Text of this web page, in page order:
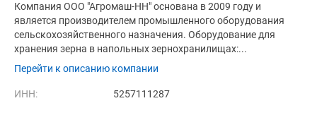
Компания ООО "Агромаш-НН" основана в 2009 году и
является производителем промышленного оборудования
сельскохозяйственного назначения. Оборудование для
хранения зерна в напольных зернохранилищах:...
Перейти к описанию компании
ИНН: 5257111287